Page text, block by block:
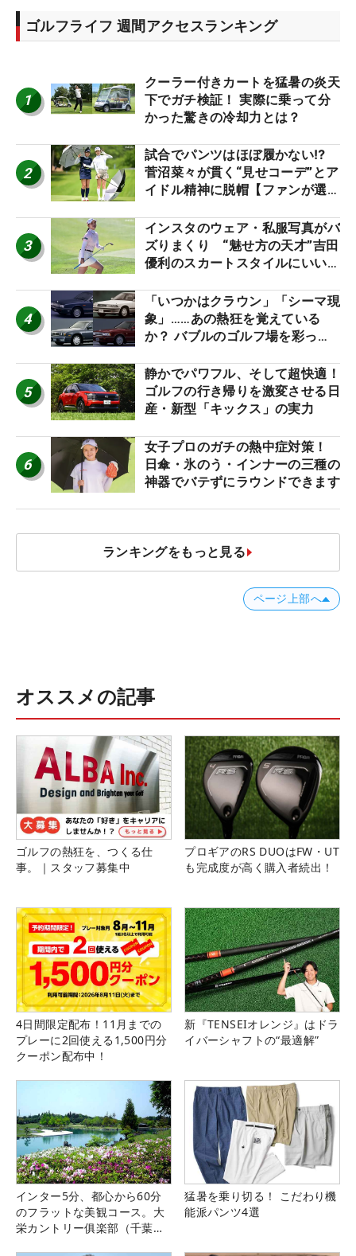
ゴルフライフ 週間アクセスランキング
1
クーラー付きカートを猛暑の炎天
下でガチ検証！ 実際に乗って分
かった驚きの冷却力とは？
2
試合でパンツはほぼ履かない⁉
菅沼菜々が貫く“見せコーデ”とア
イドル精神に脱帽【ファンが選ぶ
3
インスタのウェア・私服写真がバ
ズりまくり “魅せ方の天才”吉田
優利のスカートスタイルにいい
4
「いつかはクラウン」「シーマ現
象」……あの熱狂を覚えている
か？ バブルのゴルフ場を彩った
5
静かでパワフル、そして超快適！
ゴルフの行き帰りを激変させる日
産・新型「キックス」の実力
6
女子プロのガチの熱中症対策！
日傘・氷のう・インナーの三種の
神器でバテずにラウンドできます
ランキングをもっと見る
ページ上部へ
オススメの記事
ゴルフの熱狂を、つくる仕
事。｜スタッフ募集中
プロギアのRS DUOはFW・UT
も完成度が高く購入者続出！
4日間限定配布！11月までの
プレーに2回使える1,500円分
クーポン配布中！
新『TENSEIオレンジ』はドラ
イバーシャフトの“最適解”
インター5分、都心から60分
のフラットな美観コース。大
栄カントリー俱楽部（千葉
猛暑を乗り切る！ こだわり機
能派パンツ4選